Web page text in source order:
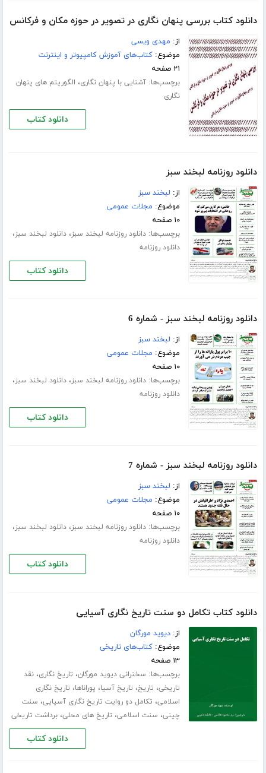
دانلود کتاب بررسی پنهان نگاری در تصویر در حوزه مکان و فرکانس
از: مهدی ویسی
موضوع:کتاب‌های آموزش کامپیوتر و اینترنت
۲۱ صفحه
برچسب‌ها:آشنایی با پنهان نگاری، الگوریتم های پنهان
نگاری
دانلود کتاب
دانلود روزنامه لبخند سبز
از: لبخند سبز
موضوع: مجلات عمومی
۱۰ صفحه
برچسب‌ها:دانلود روزنامه لبخند سبز،دانلود لبخند سبز،
دانلود روزنامه
دانلود کتاب
دانلود روزنامه لبخند سبز - شماره 6
از: لبخند سبز
موضوع: مجلات عمومی
۱۰ صفحه
برچسب‌ها:دانلود روزنامه لبخند سبز،دانلود لبخند سبز،
دانلود روزنامه
دانلود کتاب
دانلود روزنامه لبخند سبز - شماره 7
از: لبخند سبز
موضوع: مجلات عمومی
۱۰ صفحه
برچسب‌ها:دانلود روزنامه لبخند سبز،دانلود لبخند سبز،
دانلود روزنامه
دانلود کتاب
دانلود کتاب تکامل دو سنت تاریخ نگاری آسیایی
از:دیوید مورگان
موضوع:کتاب‌های تاریخی
۱۳ صفحه
برچسب‌ها: سخنرانی دیوید مورگان، تاریخ نگاری،نقد
تاریخی، تاریخ، تاریخ آسیا، پوراناها، تاریخ نگاری
اسلامی، تکامل دو روایت تاریخ نگاری آسیایی، سنت
چینی، سنت اسلامی، تاریخ های محلی،برداشت تاریخی
دانلود کتاب